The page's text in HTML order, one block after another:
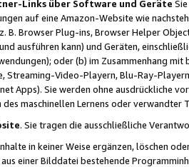
Links über Software und Geräte
auf eine Amazon-Website wie
B. Browser Plug-ins, Browser Helper
ausführen kann) und Geräten,
oder (b) im Zusammenhang
Video-Playern, Blu-Ray-
Apps). Sie werden ohne ausdrückliche
maschinellen Lernens oder
. Sie tragen die ausschließliche
in keiner Weise ergänzen, löschen
einer Bilddatei bestehende